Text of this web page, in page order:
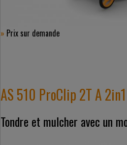
» Prix ​​sur demande
AS 510 ProClip 2T A 2in1
Tondre et mulcher avec un